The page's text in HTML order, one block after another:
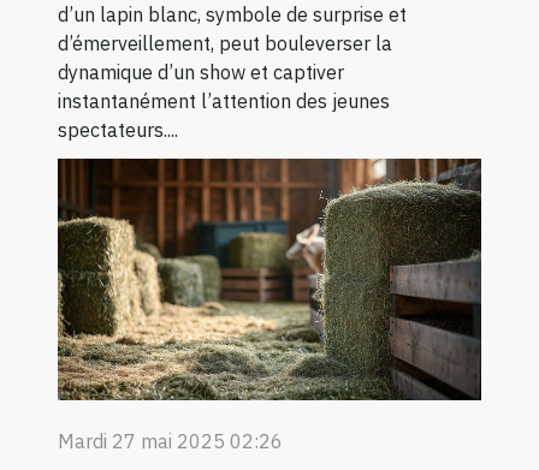
d’un lapin blanc, symbole de surprise et
d’émerveillement, peut bouleverser la
dynamique d’un show et captiver
instantanément l’attention des jeunes
spectateurs....
Mardi 27 mai 2025 02:26